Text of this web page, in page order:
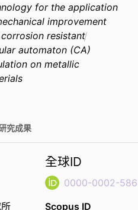
for the application
improvement
resistant
automaton (CA)
on metallic
究成果
全球ID
0000-0002-
Scopus ID